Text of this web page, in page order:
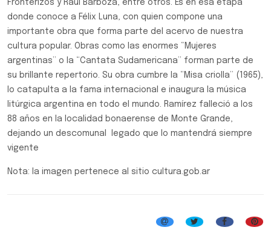
Fronterizos y Raúl Barboza, entre otros. Es en esa etapa
donde conoce a Félix Luna, con quien compone una
importante obra que forma parte del acervo de nuestra
cultura popular. Obras como las enormes “Mujeres
argentinas” o la “Cantata Sudamericana” forman parte de
su brillante repertorio. Su obra cumbre la “Misa criolla” (1965),
lo catapulta a la fama internacional e inaugura la música
litúrgica argentina en todo el mundo. Ramírez falleció a los
88 años en la localidad bonaerense de Monte Grande,
dejando un descomunal legado que lo mantendrá siempre
vigente
Nota: la imagen pertenece al sitio cultura.gob.ar